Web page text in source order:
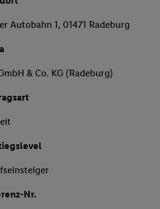
Autobahn 1, 01471 Radeburg
& Co. KG (Radeburg)
Nr.